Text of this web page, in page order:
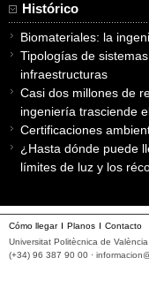
Histórico
Biomateriales: la
Tipologías de
infraestructuras
Casi dos millones de
ingeniería trasciende
Certificaciones
¿Hasta dónde puede
límites de luz y los
Cómo llegar Planos
Contacto
Universitat Politècnica de
(+34) 96 387 90 00 ·